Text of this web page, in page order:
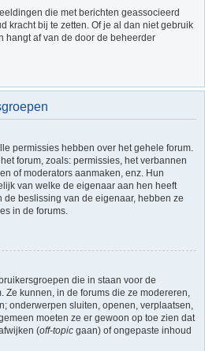
die met berichten geassocieerd
kracht bij te zetten. Of je al dan niet gebruik
hangt af van de door de beheerder
permissies hebben over het gehele forum.
forum, zoals: permissies, het verbannen
of moderators aanmaken, enz. Hun
van welke de eigenaar aan hen heeft
beslissing van de eigenaar, hebben ze
in de forums.
die in staan voor de
Ze kunnen, in de forums die ze modereren,
onderwerpen sluiten, openen, verplaatsen,
moeten ze er gewoon op toe zien dat
(off-topic gaan) of ongepaste inhoud